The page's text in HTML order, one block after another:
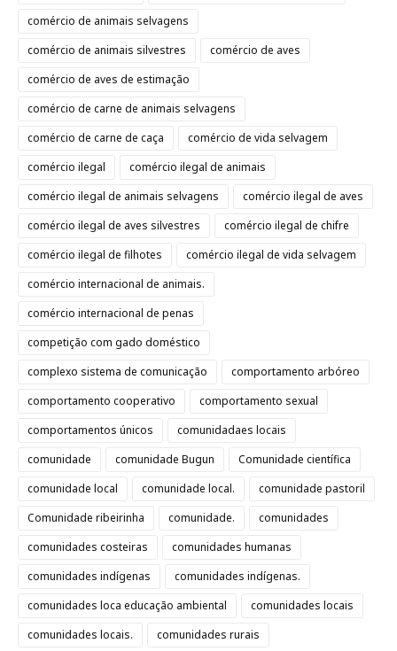
comércio de animais selvagens
comércio de animais silvestres
comércio de aves
comércio de aves de estimação
comércio de carne de animais selvagens
comércio de carne de caça
comércio de vida selvagem
comércio ilegal
comércio ilegal de animais
comércio ilegal de animais selvagens
comércio ilegal de aves
comércio ilegal de aves silvestres
comércio ilegal de chifre
comércio ilegal de filhotes
comércio ilegal de vida selvagem
comércio internacional de animais.
comércio internacional de penas
competição com gado doméstico
complexo sistema de comunicação
comportamento arbóreo
comportamento cooperativo
comportamento sexual
comportamentos únicos
comunidadaes locais
comunidade
comunidade Bugun
Comunidade científica
comunidade local
comunidade local.
comunidade pastoril
Comunidade ribeirinha
comunidade.
comunidades
comunidades costeiras
comunidades humanas
comunidades indígenas
comunidades indígenas.
comunidades loca educação ambiental
comunidades locais
comunidades locais.
comunidades rurais